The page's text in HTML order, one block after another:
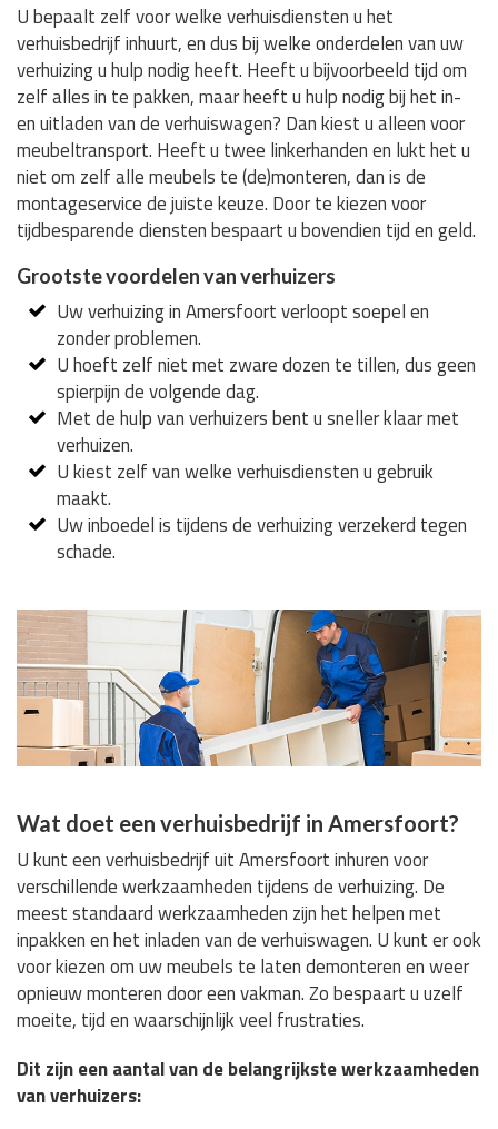
U bepaalt zelf voor welke verhuisdiensten u het
verhuisbedrijf inhuurt, en dus bij welke onderdelen van uw
verhuizing u hulp nodig heeft. Heeft u bijvoorbeeld tijd om
zelf alles in te pakken, maar heeft u hulp nodig bij het in-
en uitladen van de verhuiswagen? Dan kiest u alleen voor
meubeltransport. Heeft u twee linkerhanden en lukt het u
niet om zelf alle meubels te (de)monteren, dan is de
montageservice de juiste keuze. Door te kiezen voor
tijdbesparende diensten bespaart u bovendien tijd en geld.
Grootste voordelen van verhuizers
Uw verhuizing in Amersfoort verloopt soepel en
zonder problemen.
U hoeft zelf niet met zware dozen te tillen, dus geen
spierpijn de volgende dag.
Met de hulp van verhuizers bent u sneller klaar met
verhuizen.
U kiest zelf van welke verhuisdiensten u gebruik
maakt.
Uw inboedel is tijdens de verhuizing verzekerd tegen
schade.
Wat doet een verhuisbedrijf in Amersfoort?
U kunt een verhuisbedrijf uit Amersfoort inhuren voor
verschillende werkzaamheden tijdens de verhuizing. De
meest standaard werkzaamheden zijn het helpen met
inpakken en het inladen van de verhuiswagen. U kunt er ook
voor kiezen om uw meubels te laten demonteren en weer
opnieuw monteren door een vakman. Zo bespaart u uzelf
moeite, tijd en waarschijnlijk veel frustraties.
Dit zijn een aantal van de belangrijkste werkzaamheden
van verhuizers: